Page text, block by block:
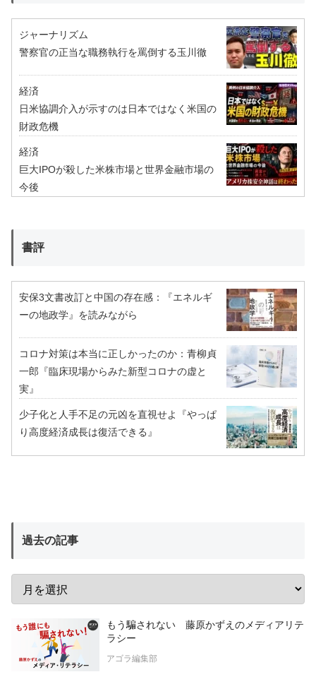
ジャーナリズム
警察官の正当な職務執行を罵倒する玉川徹
経済
日米協調介入が示すのは日本ではなく米国の
財政危機
経済
巨大IPOが殺した米株市場と世界金融市場の
今後
書評
安保3文書改訂と中国の存在感：『エネルギ
ーの地政学』を読みながら
コロナ対策は本当に正しかったのか：青柳貞
一郎『臨床現場からみた新型コロナの虚と
実』
少子化と人手不足の元凶を直視せよ『やっぱ
り高度経済成長は復活できる』
過去の記事
もう騙されない 藤原かずえのメディアリテ
ラシー
アゴラ編集部